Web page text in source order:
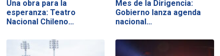
Una obra para la
esperanza: Teatro
Nacional Chileno…
Mes de la Dirigencia:
Gobierno lanza agenda
nacional…